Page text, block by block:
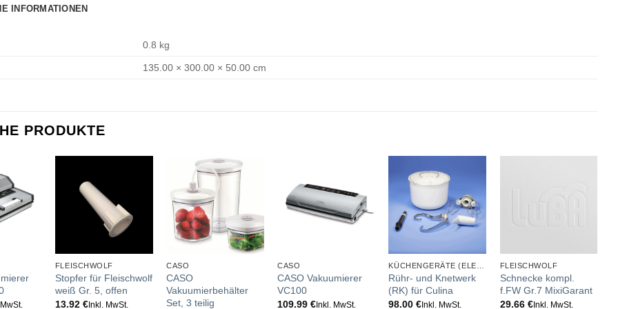
INFORMATIONEN
0.8 kg
135.00 × 300.00 × 50.00 cm
PRODUKTE
FLEISCHWOLF
Stopfer für Fleischwolf
weiß Gr. 5, offen
13.92 €Inkl. MwSt.
CASO
CASO
Vakuumierbehälter
Set, 3 teilig
CASO
CASO Vakuumierer
VC100
109.99€ Inkl. MwSt.
Rühr- und Knetwerk
(RK) für Culina
98.00€ Inkl. MwSt.
FLEISCHWOLF
Schnecke kompl.
f.FW Gr.7 MixiGarant
29.66 €Inkl. MwSt.